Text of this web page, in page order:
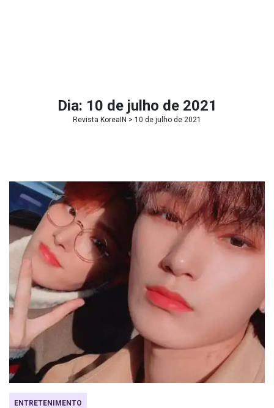
Dia: 10 de julho de 2021
Revista KoreaIN > 10 de julho de 2021
ENTRETENIMENTO